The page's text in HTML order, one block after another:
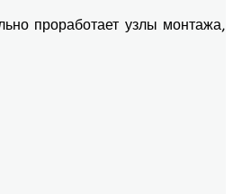
проработает узлы монтажа,